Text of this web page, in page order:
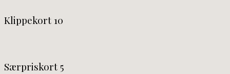
Klippekort 10
Særpriskort 5